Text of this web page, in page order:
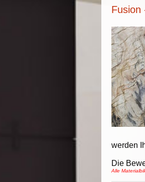
Fusion
werden
Die
Alle